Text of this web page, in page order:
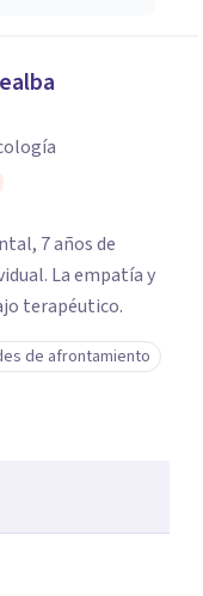
7 años de
La empatía y
terapéutico.
de afrontamiento